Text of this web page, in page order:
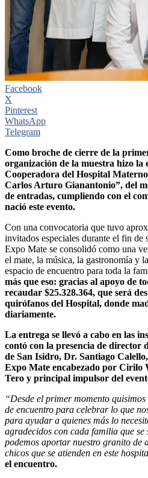
Facebook
X
Pinterest
WhatsApp
Telegram
Como broche de cierre de la
organización de la muestra hizo la
Cooperadora del Hospital
Carlos Arturo Gianantonio”, del
de entradas, cumpliendo con el
nació este evento.
Con una convocatoria que tuvo
invitados especiales durante el fin de
Expo Mate se consolidó como una
el mate, la música, la gastronomía y
espacio de encuentro para toda la
más que eso: gracias al apoyo de
recaudar $25.328.364, que será
quirófanos del Hospital, donde
diariamente.
La entrega se llevó a cabo en las
contó con la presencia de
de San Isidro, Dr. Santiago
Expo Mate encabezado por Cirilo
Tero y principal impulsor del
“Desde el primer momento
de encuentro para celebrar lo que
para ayudar a quienes más lo
agradecidos con cada familia que
podemos aportar nuestro granito de
chicos que se atienden en este
el encuentro.